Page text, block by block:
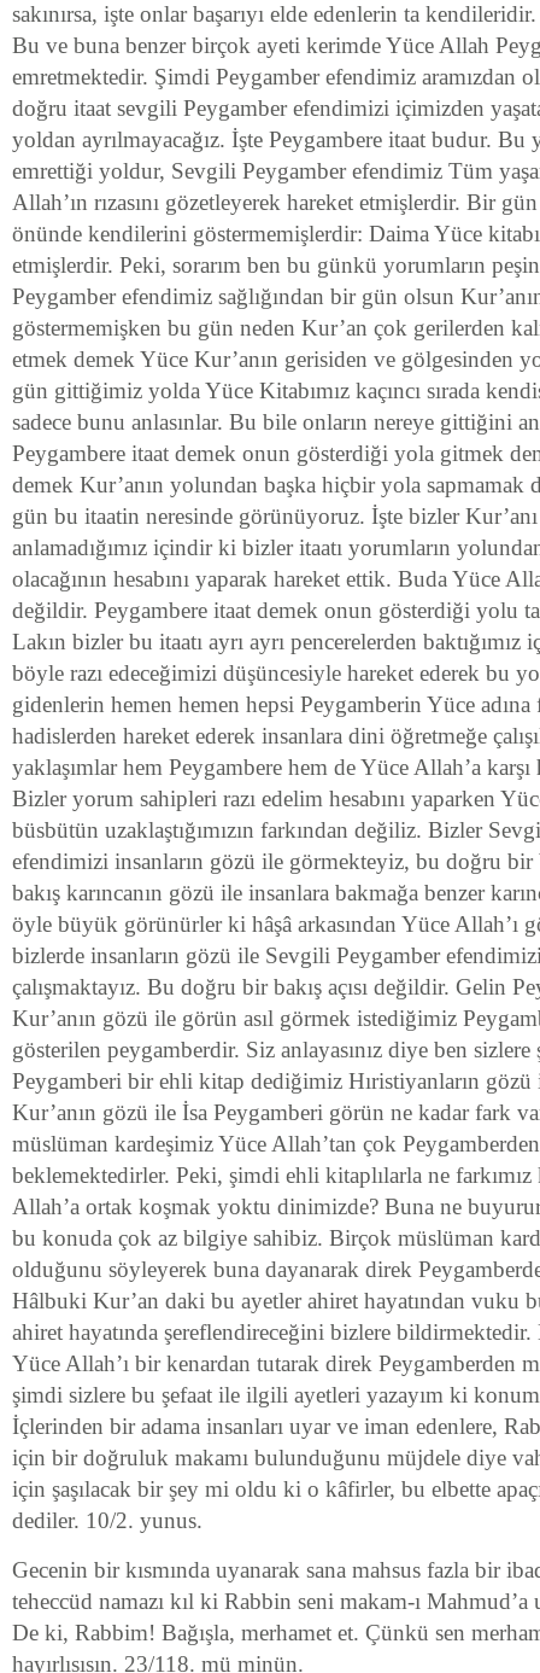
sakınırsa, işte onlar başarıyı elde edenlerin ta
Bu ve buna benzer birçok ayeti kerimde Yüce Allah
emretmektedir. Şimdi Peygamber efendimiz aramızdan
doğru itaat sevgili Peygamber efendimizi içimizden
yoldan ayrılmayacağız. İşte Peygambere itaat budur. Bu
emrettiği yoldur, Sevgili Peygamber efendimiz Tüm
Allah’ın rızasını gözetleyerek hareket etmişlerdir. Bir
önünde kendilerini göstermemişlerdir: Daima Yüce
etmişlerdir. Peki, sorarım ben bu günkü yorumların
Peygamber efendimiz sağlığından bir gün olsun
göstermemişken bu gün neden Kur’an çok gerilerden
etmek demek Yüce Kur’anın gerisiden ve gölgesinden
gün gittiğimiz yolda Yüce Kitabımız kaçıncı sırada
sadece bunu anlasınlar. Bu bile onların nereye gittiğini
Peygambere itaat demek onun gösterdiği yola gitmek
demek Kur’anın yolundan başka hiçbir yola sapmamak
gün bu itaatin neresinde görünüyoruz. İşte bizler
anlamadığımız içindir ki bizler itaatı yorumların
olacağının hesabını yaparak hareket ettik. Buda Yüce
değildir. Peygambere itaat demek onun gösterdiği yolu
Lakın bizler bu itaatı ayrı ayrı pencerelerden
böyle razı edeceğimizi düşüncesiyle hareket ederek bu
gidenlerin hemen hemen hepsi Peygamberin Yüce
hadislerden hareket ederek insanlara dini öğretmeğe
yaklaşımlar hem Peygambere hem de Yüce Allah’a karşı
Bizler yorum sahipleri razı edelim hesabını yaparken
büsbütün uzaklaştığımızın farkından değiliz. Bizler
efendimizi insanların gözü ile görmekteyiz, bu doğru bir
bakış karıncanın gözü ile insanlara bakmağa benzer
öyle büyük görünürler ki hâşâ arkasından Yüce Allah’ı
bizlerde insanların gözü ile Sevgili Peygamber
çalışmaktayız. Bu doğru bir bakış açısı değildir. Gelin
Kur’anın gözü ile görün asıl görmek istediğimiz
gösterilen peygamberdir. Siz anlayasınız diye ben
Peygamberi bir ehli kitap dediğimiz Hıristiyanların
Kur’anın gözü ile İsa Peygamberi görün ne kadar fark
müslüman kardeşimiz Yüce Allah’tan çok
beklemektedirler. Peki, şimdi ehli kitaplılarla ne
Allah’a ortak koşmak yoktu dinimizde? Buna ne
bu konuda çok az bilgiye sahibiz. Birçok müslüman
olduğunu söyleyerek buna dayanarak direk
Hâlbuki Kur’an daki bu ayetler ahiret hayatından vuku
ahiret hayatında şereflendireceğini bizlere
Yüce Allah’ı bir kenardan tutarak direk Peygamberden
şimdi sizlere bu şefaat ile ilgili ayetleri yazayım ki
İçlerinden bir adama insanları uyar ve iman edenlere,
için bir doğruluk makamı bulunduğunu müjdele diye
için şaşılacak bir şey mi oldu ki o kâfirler, bu elbette
dediler. 10/2. yunus.
Gecenin bir kısmında uyanarak sana mahsus fazla bir
teheccüd namazı kıl ki Rabbin seni makam-ı Mahmud’a
De ki, Rabbim! Bağışla, merhamet et. Çünkü sen
hayırlısısın. 23/118. mü minün.